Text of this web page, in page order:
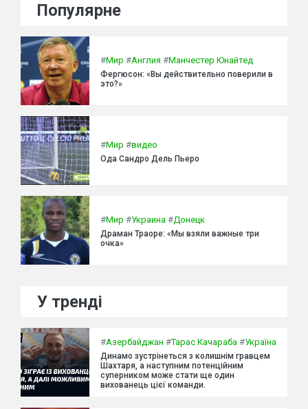
Популярне
#Мир #Англия #Манчестер Юнайтед
Фергюсон: «Вы действительно поверили в
это?»
#Мир #видео
Ода Сандро Дель Пьеро
#Мир #Украина #Донецк
Драман Траоре: «Мы взяли важные три
очка»
У тренді
#Азербайджан #Тарас Качараба #Україна
Динамо зустрінеться з колишнім гравцем
Шахтаря, а наступним потенційним
суперником може стати ще один
вихованець цієї команди.